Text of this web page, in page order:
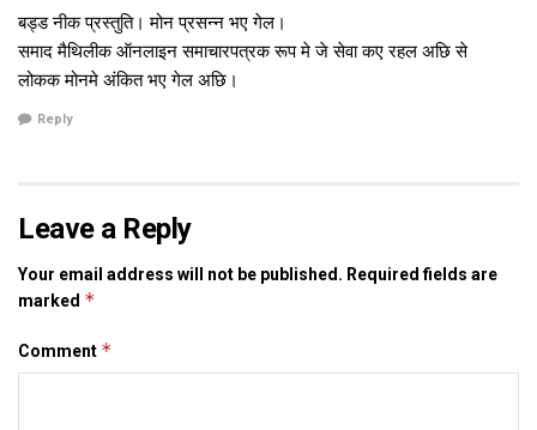
बड्ड नीक प्रस्तुति। मोन प्रसन्न भए गेल।
समाद मैथिलीक ऑनलाइन समाचारपत्रक रूप मे जे सेवा कए रहल अछि से
लोकक मोनमे अंकित भए गेल अछि।
Reply
Leave a Reply
Your email address will not be published. Required fields are
marked *
Comment *